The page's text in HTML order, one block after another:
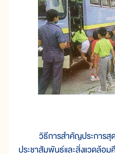
วิธีการสำคัญประการสุด
ประชาสัมพันธ์และสิ่งแวดล้อ